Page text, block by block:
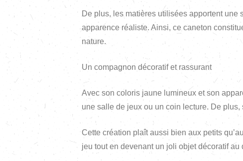
De plus, les matières utilisées apportent
apparence réaliste. Ainsi, ce caneton
nature.
Un compagnon décoratif et rassurant
Avec son coloris jaune lumineux et son
une salle de jeux ou un coin lecture. De
Cette création plaît aussi bien aux petits
jeu tout en devenant un joli objet décoratif au